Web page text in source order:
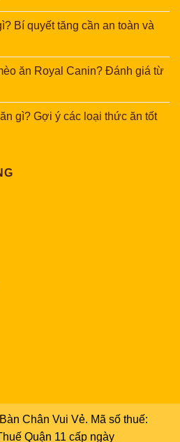
Bí quyết tăng cần an toàn và
ăn Royal Canin? Đánh giá từ
gì? Gợi ý các loại thức ăn tốt
Chân Vui Vẻ. Mã số thuế:
Quận 11 cấp ngày